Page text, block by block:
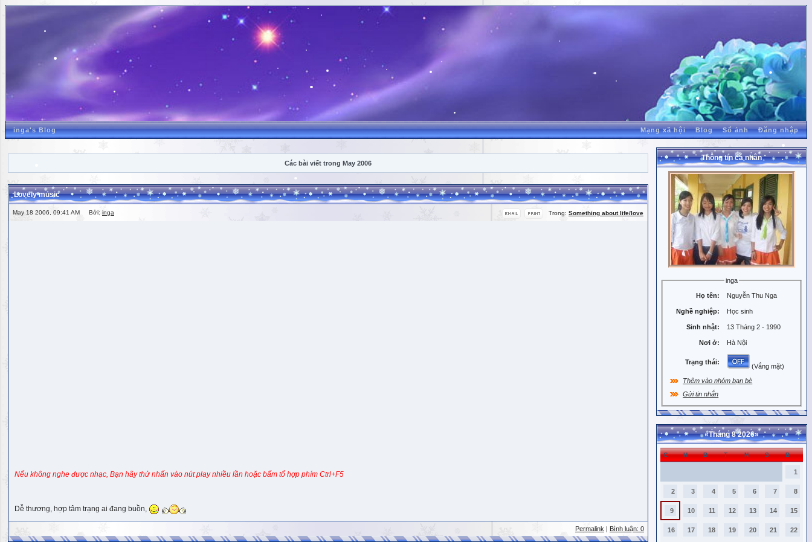
inga's Blog Mạng xã hội Blog Sổ ảnh Đăng nhập
Các bài viết trong May 2006
Lovely music
Trong: Something about life/love
May 18 2006, 09:41 AM Bởi: inga
Nếu không nghe được nhạc, Bạn hãy thử nhấn vào nút play nhiều lần hoặc bấm tổ hợp phím Ctrl+F5
Dễ thương, hợp tâm trạng ai đang buồn,
Permalink Bình luận: 0
Thông tin cá nhân
inga
Họ tên: Nguyễn Thu Nga
Nghề nghiệp: Học sinh
Sinh nhật: 13 Tháng 2 - 1990
Nơi ở: Hà Nội
Trạng thái:
(Vắng mặt)
Thêm vào nhóm bạn bè
Gửi tin nhắn
«Tháng 8 2026»
C H B T N S B
1
2 3 4 5 6 7 8
9 10 11 12 13 14 15
16 17 18 19 20 21 22